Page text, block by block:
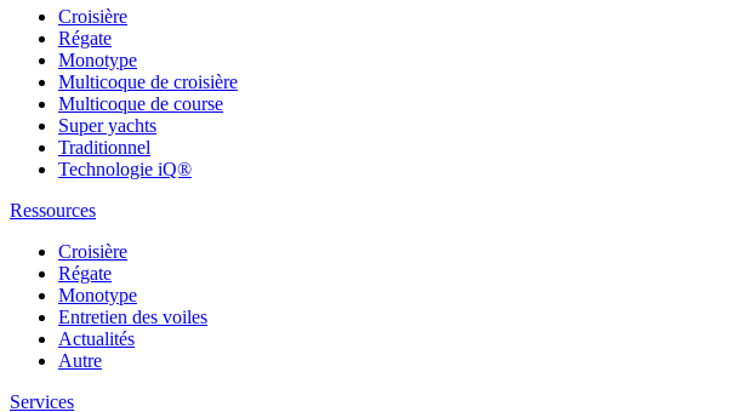
Croisière
Régate
Monotype
Multicoque de croisière
Multicoque de course
Super yachts
Traditionnel
Technologie iQ®
Ressources
Croisière
Régate
Monotype
Entretien des voiles
Actualités
Autre
Services